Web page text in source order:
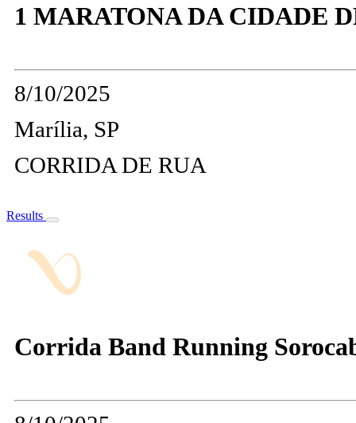
1 MARATONA DA CIDADE
8/10/2025
Marília, SP
CORRIDA DE RUA
Results
Corrida Band Running